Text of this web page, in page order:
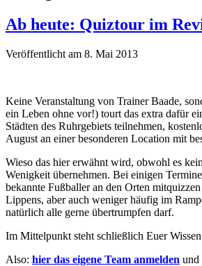
Ab heute: Quiztour im
Veröffentlicht am 8. Mai 2013
Keine Veranstaltung von Trainer Baade,
ein Leben ohne vor!) tourt das extra dafür
Städten des Ruhrgebiets teilnehmen,
August an einer besonderen Location mit
Wieso das hier erwähnt wird, obwohl es
Wenigkeit übernehmen. Bei einigen
bekannte Fußballer an den Orten
Lippens, aber auch weniger häufig im
natürlich alle gerne übertrumpfen darf.
Im Mittelpunkt steht schließlich Euer
Also: hier das eigene Team anmelden und